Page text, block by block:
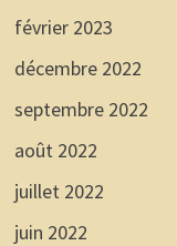
février 2023
décembre 2022
septembre 2022
août 2022
juillet 2022
juin 2022